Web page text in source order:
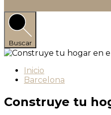
Buscar
Inicio
Barcelona
Construye tu